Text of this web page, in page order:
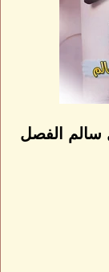
سالم الفصل